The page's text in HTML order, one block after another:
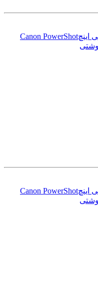
اینچCanon PowerShot
اینچCanon PowerShot